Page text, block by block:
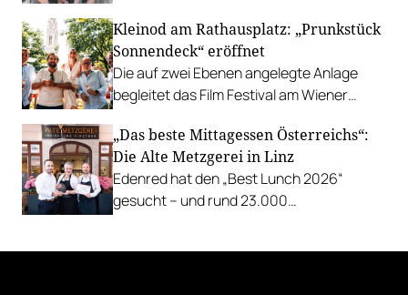
Richard Rauch kocht in der Riederalm
u.v.m.
Kleinod am Rathausplatz: „Prunkstück
Sonnendeck“ eröffnet
Die auf zwei Ebenen angelegte Anlage
begleitet das Film Festival am Wiener
mit Cocktails, Snacks und
Veranstaltungsprogramm.
„Das beste Mittagessen Österreichs“:
Die Alte Metzgerei in Linz
Edenred hat den „Best Lunch 2026“
gesucht – und rund 23.000